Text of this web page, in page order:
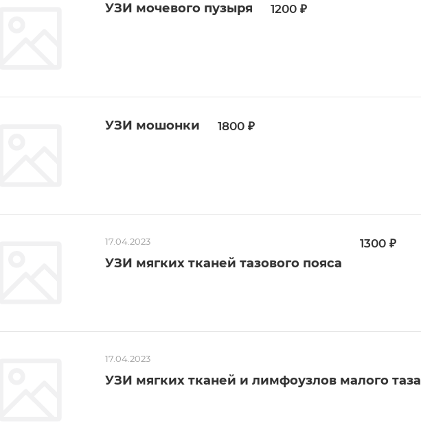
УЗИ мочевого пузыря 1200 ₽
УЗИ мошонки 1800 ₽
17.04.2023
УЗИ мягких тканей тазового пояса
1300 ₽
17.04.2023
УЗИ мягких тканей и лимфоузлов малого таза